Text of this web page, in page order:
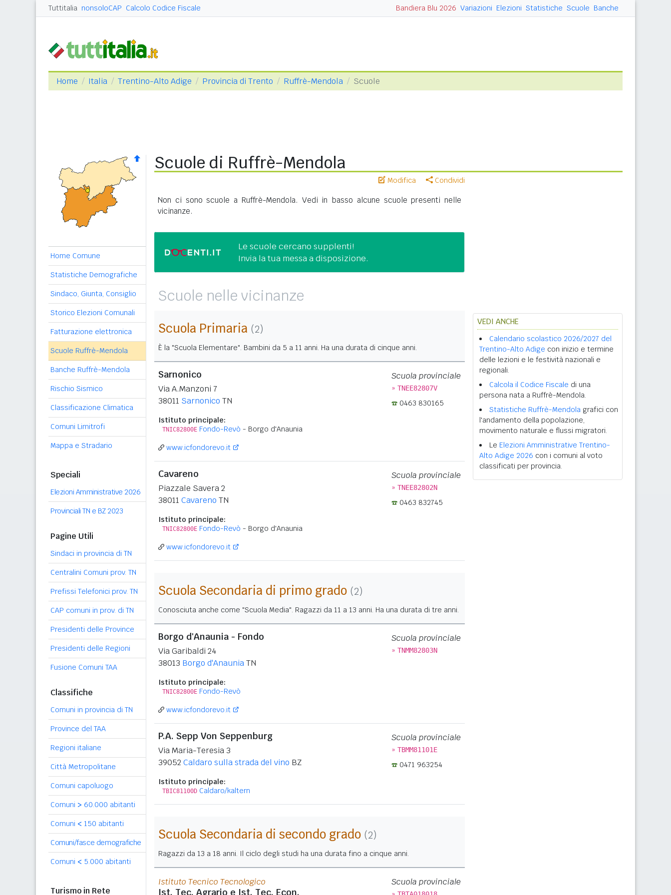
Tuttitalia nonsoloCAP Calcolo Codice Fiscale Bandiera Blu 2026 Variazioni Elezioni Statistiche Scuole Banche
Home Italia Trentino-Alto Adige Provincia di Trento Ruffrè-Mendola Scuole
Home Comune
Statistiche Demografiche
Sindaco, Giunta, Consiglio
Storico Elezioni Comunali
Fatturazione elettronica
Scuole Ruffrè-Mendola
Banche Ruffrè-Mendola
Rischio Sismico
Classificazione Climatica
Comuni Limitrofi
Mappa e Stradario
Speciali
Elezioni Amministrative 2026
Provinciali TN e BZ 2023
Pagine Utili
Sindaci in provincia di TN
Centralini Comuni prov. TN
Prefissi Telefonici prov. TN
CAP comuni in prov. di TN
Presidenti delle Province
Presidenti delle Regioni
Fusione Comuni TAA
Classifiche
Comuni in provincia di TN
Province del TAA
Regioni italiane
Città Metropolitane
Comuni capoluogo
Comuni > 60.000 abitanti
Comuni < 150 abitanti
Comuni/fasce demografiche
Comuni < 5.000 abitanti
Turismo in Rete
Scuole di Ruffrè-Mendola
Modifica Condividi
Non ci sono scuole a Ruffrè-Mendola. Vedi in basso alcune scuole presenti nelle
vicinanze.
Le scuole cercano supplenti!
Invia la tua messa a disposizione.
Scuole nelle vicinanze
Scuola Primaria (2)
È la "Scuola Elementare". Bambini da 5 a 11 anni. Ha una durata di cinque anni.
Sarnonico
Via A.Manzoni 7
38011 Sarnonico TN
Istituto principale:
TNIC82800E Fondo-Revò - Borgo d'Anaunia
Scuola provinciale
» TNEE82807V
0463 830165
www.icfondorevo.it
Cavareno
Piazzale Savera 2
38011 Cavareno TN
Istituto principale:
TNIC82800E Fondo-Revò - Borgo d'Anaunia
Scuola provinciale
» TNEE82802N
0463 832745
www.icfondorevo.it
Scuola Secondaria di primo grado (2)
Conosciuta anche come "Scuola Media". Ragazzi da 11 a 13 anni. Ha una durata di tre anni.
Borgo d'Anaunia - Fondo
Via Garibaldi 24
38013 Borgo d'AnauniaTN
Istituto principale:
TNIC82800E Fondo-Revò
Scuola provinciale
» TNMM82803N
www.icfondorevo.it
P.A. Sepp Von Seppenburg
Via Maria-Teresia 3
39052 Caldaro sulla strada del vino BZ
Istituto principale:
TBIC81100D Caldaro/kaltern
Scuola provinciale
» TBMM81101E
0471 963254
Scuola Secondaria di secondo grado (2)
Ragazzi da 13 a 18 anni. Il ciclo degli studi ha una durata fino a cinque anni.
Istituto Tecnico Tecnologico
Ist. Tec. Agrario e Ist. Tec. Econ.
Scuola provinciale
VEDI ANCHE
Calendario scolastico 2026/2027 del
Trentino-Alto Adige con inizio e termine
delle lezioni e le festività nazionali e
regionali.
Calcola il Codice Fiscale di una
persona nata a Ruffrè-Mendola.
Statistiche Ruffrè-Mendola grafici con
l'andamento della popolazione,
movimento naturale e flussi migratori.
Le Elezioni Amministrative Trentino-
Alto Adige 2026 con i comuni al voto
classificati per provincia.